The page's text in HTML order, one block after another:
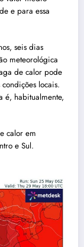
e para essa
seis dias
meteorológica
de calor pode
locais.
é, habitualmente,
calor em
e Sul.